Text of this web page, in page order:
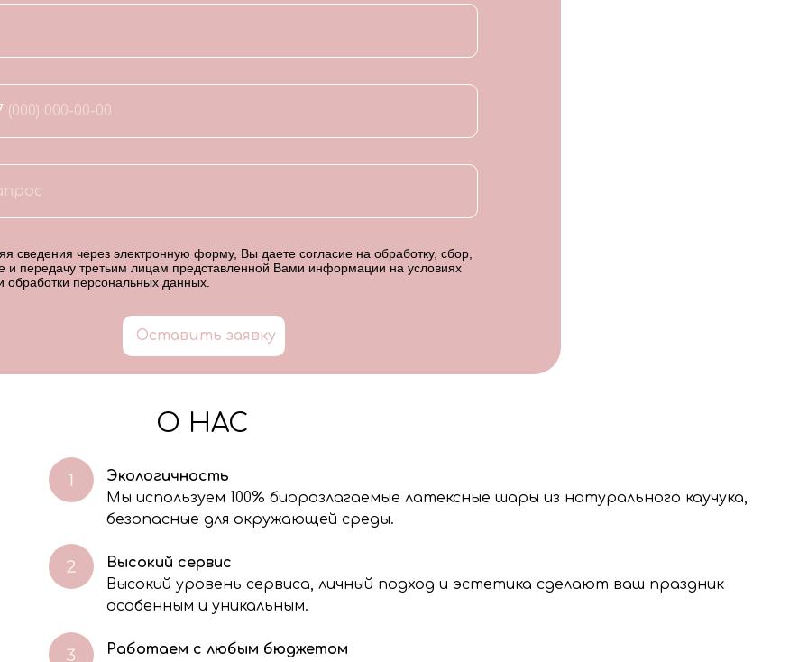
сведения через электронную форму, Вы даете согласие на обработку, сбор,
и передачу третьим лицам представленной Вами информации на условиях
обработки персональных данных.
Оставить заявку
О НАС
Экологичность
Мы используем 100% биоразлагаемые латексные шары из натурального каучука,
безопасные для окружающей среды.
Высокий сервис
Высокий уровень сервиса, личный подход и эстетика сделают ваш праздник
особенным и уникальным.
Работаем с любым бюджетом